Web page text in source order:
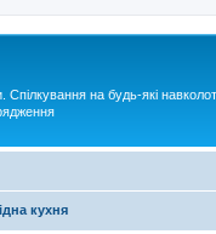
на будь-які
кухня